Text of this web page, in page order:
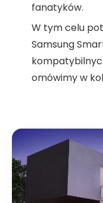
fanatyków.
W tym celu
Samsung
omówimy w